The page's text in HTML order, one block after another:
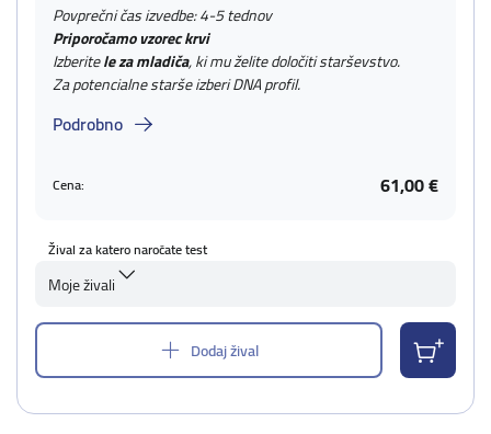
Povprečni čas izvedbe: 4-5 tednov
Priporočamo vzorec krvi
Izberitele za mladiča, ki mu želite določiti starševstvo.
Za potencialne starše izberi DNA profil.
Podrobno
Cena: 61,00 €
Žival za katero naročate test
Moje živali
Dodaj žival